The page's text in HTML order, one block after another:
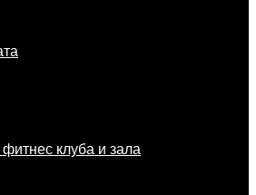
клуба и зала